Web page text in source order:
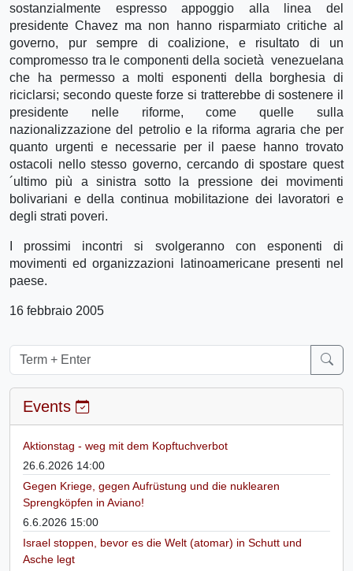
sostanzialmente espresso appoggio alla linea del
presidente Chavez ma non hanno risparmiato critiche al
governo, pur sempre di coalizione, e risultato di un
compromesso tra le componenti della società venezuelana
che ha permesso a molti esponenti della borghesia di
riciclarsi; secondo queste forze si tratterebbe di sostenere il
presidente nelle riforme, come quelle sulla
nazionalizzazione del petrolio e la riforma agraria che per
quanto urgenti e necessarie per il paese hanno trovato
ostacoli nello stesso governo, cercando di spostare quest
´ultimo più a sinistra sotto la pressione dei movimenti
bolivariani e della continua mobilitazione dei lavoratori e
degli strati poveri.
I prossimi incontri si svolgeranno con esponenti di
movimenti ed organizzazioni latinoamericane presenti nel
paese.
16 febbraio 2005
Events
Aktionstag - weg mit dem Kopftuchverbot
26.6.2026 14:00
Gegen Kriege, gegen Aufrüstung und die nuklearen
Sprengköpfen in Aviano!
6.6.2026 15:00
Israel stoppen, bevor es die Welt (atomar) in Schutt und
Asche legt